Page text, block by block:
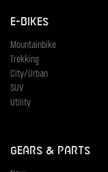
E-Bikes
Mountainbike
Trekking
City/Urban
SUV
Utility
Gears & Parts